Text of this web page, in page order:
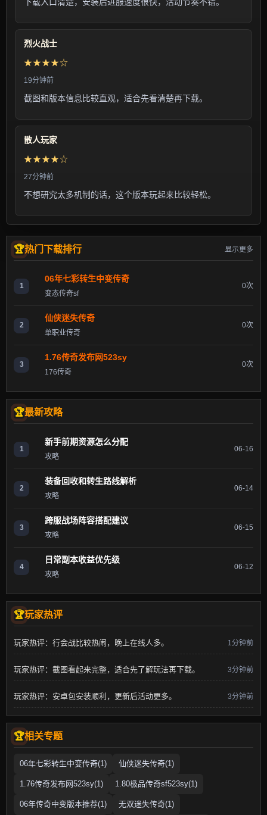
烈火战士
★★★★☆
19分钟前
截图和版本信息比较直观，适合先看清楚再下载。
散人玩家
★★★★☆
27分钟前
不想研究太多机制的话，这个版本玩起来比较轻松。
热门下载排行 显示更多
1
06年七彩转生中变传奇
变态传奇sf
0次
2
仙侠迷失传奇
单职业传奇
0次
3
1.76传奇发布网523sy
176传奇
0次
最新攻略
1
新手前期资源怎么分配
攻略
06-16
2
装备回收和转生路线解析
攻略
06-14
3
跨服战场阵容搭配建议
攻略
06-15
4
日常副本收益优先级
攻略
06-12
玩家热评
玩家热评：行会战比较热闹，晚上在线人多。 1分钟前
玩家热评：截图看起来完整，适合先了解玩法再下载。 3分钟前
玩家热评：安卓包安装顺利，更新后活动更多。 3分钟前
相关专题
06年七彩转生中变传奇(1) 仙侠迷失传奇(1)
1.76传奇发布网523sy(1) 1.80极品传奇sf523sy(1)
06年传奇中变版本推荐(1) 无双迷失传奇(1)